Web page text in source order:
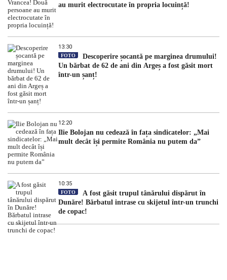
au murit electrocutate în propria locuință!
13:30
FOTO
Descoperire șocantă pe marginea drumului!
Un bărbat de 62 de ani din Argeș a fost găsit mort
într-un șanț!
12:20
Ilie Bolojan nu cedează în fața sindicatelor: „Mai
mult decât își permite România nu putem da”
10:35
FOTO
A fost găsit trupul tânărului dispărut în
Dunăre! Bărbatul intrase cu skijetul într-un trunchi
de copac!